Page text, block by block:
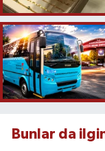
Bunlar da